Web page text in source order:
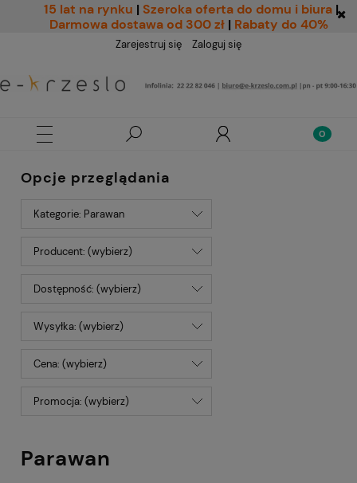
15 lat na rynku | Szeroka oferta do domu i biura |
Darmowa dostawa od 300 zł | Rabaty do 40%
Zarejestruj się Zaloguj się
Opcje przeglądania
Kategorie: Parawan
Producent: (wybierz)
Dostępność: (wybierz)
Wysyłka: (wybierz)
Cena: (wybierz)
Promocja: (wybierz)
Parawan